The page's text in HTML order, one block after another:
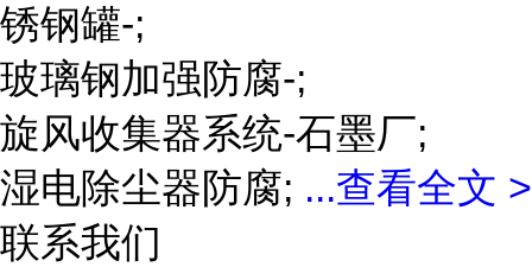
锈钢罐-;
玻璃钢加强防腐-;
旋风收集器系统-石墨厂;
湿电除尘器防腐; ...查看全文 >
联系我们